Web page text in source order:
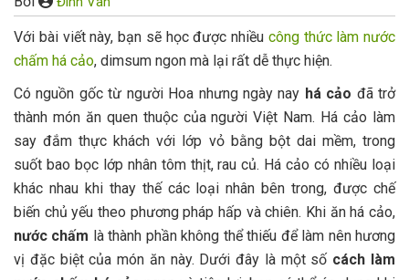
Với bài viết này, bạn sẽ học được nhiều công thức làm nước
chấm há cảo, dimsum ngon mà lại rất dễ thực hiện.
Có nguồn gốc từ người Hoa nhưng ngày nay há cảo đã trở
thành món ăn quen thuộc của người Việt Nam. Há cảo làm
say đắm thực khách với lớp vỏ bằng bột dai mềm, trong
suốt bao bọc lớp nhân tôm thịt, rau củ. Há cảo có nhiều loại
khác nhau khi thay thế các loại nhân bên trong, được chế
biến chủ yếu theo phương pháp hấp và chiên. Khi ăn há cảo,
nước chấm là thành phần không thể thiếu để làm nên hương
vị đặc biệt của món ăn này. Dưới đây là một số cách làm